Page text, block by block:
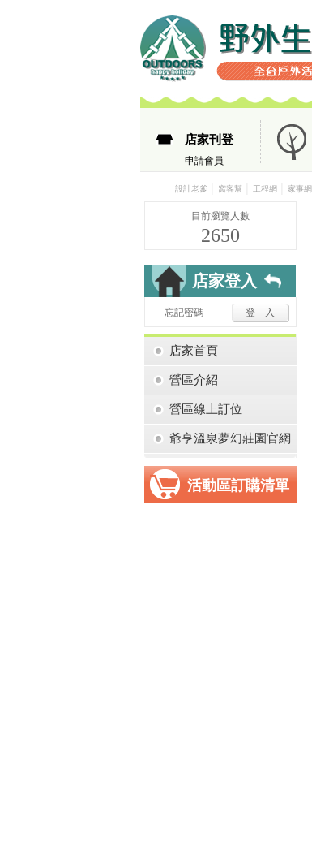
店家刊登
申請會員
設計老爹 窩客幫 工程網 家事網
目前瀏覽人數
2650
店家登入
忘記密碼
店家首頁
營區介紹
營區線上訂位
爺亨溫泉夢幻莊園官網
活動區訂購清單